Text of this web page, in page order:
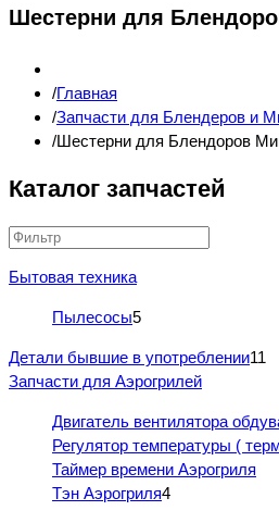
Шестерни для
Главная
Запчасти для Блендеров и
Шестерни для Блендоров
Каталог запчастей
Бытовая техника
Пылесосы5
Детали бывшие в употреблении11
Запчасти для Аэрогрилей
Двигатель вентилятора
Регулятор температуры (
Таймер времени Аэрогриля
Тэн Аэрогриля4